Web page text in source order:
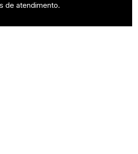
de atendimento.